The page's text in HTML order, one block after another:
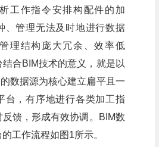
工作指令安排构配件的加
、管理无法及时地进行数据
理结构庞大冗余、效率低
合BIM技术的意义，就是以
数据源为核心建立扁平且一
台，有序地进行各类加工指
馈，形成有效协调。BIM数
工作流程如图1所示。